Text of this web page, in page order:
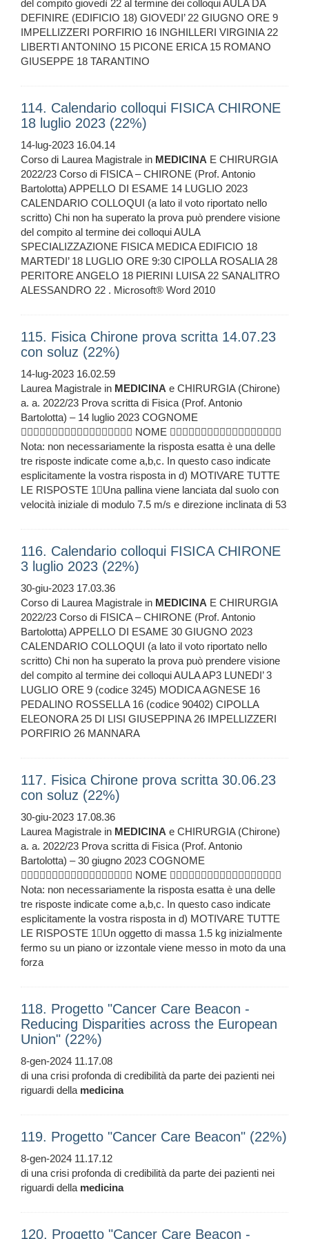
del compito giovedì 22 al termine dei colloqui AULA DA
DEFINIRE (EDIFICIO 18) GIOVEDI’ 22 GIUGNO ORE 9
IMPELLIZZERI PORFIRIO 16 INGHILLERI VIRGINIA 22
LIBERTI ANTONINO 15 PICONE ERICA 15 ROMANO
GIUSEPPE 18 TARANTINO
114. Calendario colloqui FISICA CHIRONE
18 luglio 2023 (22%)
14-lug-2023 16.04.14
Corso di Laurea Magistrale in MEDICINA E CHIRURGIA
2022/23 Corso di FISICA – CHIRONE (Prof. Antonio
Bartolotta) APPELLO DI ESAME 14 LUGLIO 2023
CALENDARIO COLLOQUI (a lato il voto riportato nello
scritto) Chi non ha superato la prova può prendere visione
del compito al termine dei colloqui AULA
SPECIALIZZAZIONE FISICA MEDICA EDIFICIO 18
MARTEDI’ 18 LUGLIO ORE 9:30 CIPOLLA ROSALIA 28
PERITORE ANGELO 18 PIERINI LUISA 22 SANALITRO
ALESSANDRO 22 . Microsoft® Word 2010
115. Fisica Chirone prova scritta 14.07.23
con soluz (22%)
14-lug-2023 16.02.59
Laurea Magistrale in MEDICINA e CHIRURGIA (Chirone)
a. a. 2022/23 Prova scritta di Fisica (Prof. Antonio
Bartolotta) – 14 luglio 2023 COGNOME
 NOME 
Nota: non necessariamente la risposta esatta è una delle
tre risposte indicate come a,b,c. In questo caso indicate
esplicitamente la vostra risposta in d) MOTIVARE TUTTE
LE RISPOSTE 1Una pallina viene lanciata dal suolo con
velocità iniziale di modulo 7.5 m/s e direzione inclinata di 53
116. Calendario colloqui FISICA CHIRONE
3 luglio 2023 (22%)
30-giu-2023 17.03.36
Corso di Laurea Magistrale in MEDICINA E CHIRURGIA
2022/23 Corso di FISICA – CHIRONE (Prof. Antonio
Bartolotta) APPELLO DI ESAME 30 GIUGNO 2023
CALENDARIO COLLOQUI (a lato il voto riportato nello
scritto) Chi non ha superato la prova può prendere visione
del compito al termine dei colloqui AULA AP3 LUNEDI’ 3
LUGLIO ORE 9 (codice 3245) MODICA AGNESE 16
PEDALINO ROSSELLA 16 (codice 90402) CIPOLLA
ELEONORA 25 DI LISI GIUSEPPINA 26 IMPELLIZZERI
PORFIRIO 26 MANNARA
117. Fisica Chirone prova scritta 30.06.23
con soluz (22%)
30-giu-2023 17.08.36
Laurea Magistrale in MEDICINA e CHIRURGIA (Chirone)
a. a. 2022/23 Prova scritta di Fisica (Prof. Antonio
Bartolotta) – 30 giugno 2023 COGNOME
 NOME 
Nota: non necessariamente la risposta esatta è una delle
tre risposte indicate come a,b,c. In questo caso indicate
esplicitamente la vostra risposta in d) MOTIVARE TUTTE
LE RISPOSTE 1Un oggetto di massa 1.5 kg inizialmente
fermo su un piano or izzontale viene messo in moto da una
forza
118. Progetto "Cancer Care Beacon -
Reducing Disparities across the European
Union" (22%)
8-gen-2024 11.17.08
di una crisi profonda di credibilità da parte dei pazienti nei
riguardi della medicina
119. Progetto "Cancer Care Beacon" (22%)
8-gen-2024 11.17.12
di una crisi profonda di credibilità da parte dei pazienti nei
riguardi della medicina
120. Progetto "Cancer Care Beacon -